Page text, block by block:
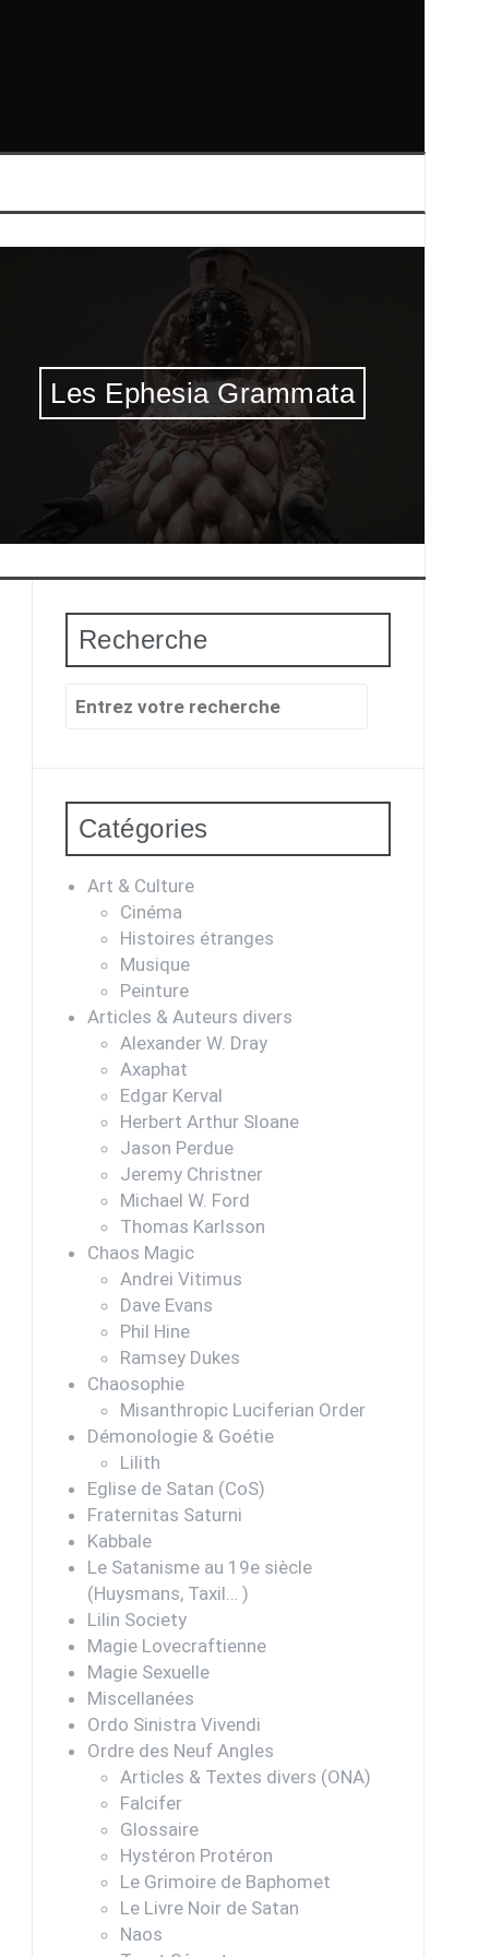
Les Ephesia Grammata
Recherche
Recherche
Catégories
Art & Culture
Cinéma
Histoires étranges
Musique
Peinture
Articles & Auteurs divers
Alexander W. Dray
Axaphat
Edgar Kerval
Herbert Arthur Sloane
Jason Perdue
Jeremy Christner
Michael W. Ford
Thomas Karlsson
Chaos Magic
Andrei Vitimus
Dave Evans
Phil Hine
Ramsey Dukes
Chaosophie
Misanthropic Luciferian Order
Démonologie & Goétie
Lilith
Eglise de Satan (CoS)
Fraternitas Saturni
Kabbale
Le Satanisme au 19e siècle
(Huysmans, Taxil… )
Lilin Society
Magie Lovecraftienne
Magie Sexuelle
Miscellanées
Ordo Sinistra Vivendi
Ordre des Neuf Angles
Articles & Textes divers (ONA)
Falcifer
Glossaire
Hystéron Protéron
Le Grimoire de Baphomet
Le Livre Noir de Satan
Naos